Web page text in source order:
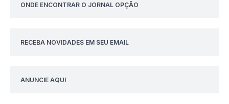
ONDE ENCONTRAR O JORNAL OPÇÃO
RECEBA NOVIDADES EM SEU EMAIL
ANUNCIE AQUI